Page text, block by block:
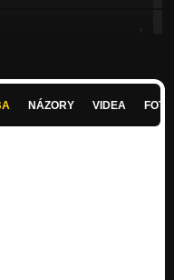
NÁZORY VIDEA